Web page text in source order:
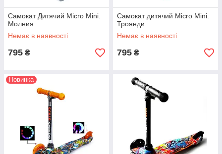
Самокат Дитячий Micro Mini.
Молния.
Немає в наявності
795 ₴
Самокат дитячий Micro Mini.
Троянди
Немає в наявності
795 ₴
Новинка